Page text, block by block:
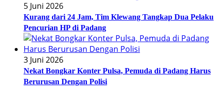
5 Juni 2026
Kurang dari 24 Jam, Tim Klewang Tangkap Dua Pelaku
Pencurian HP di Padang
3 Juni 2026
Nekat Bongkar Konter Pulsa, Pemuda di Padang Harus
Berurusan Dengan Polisi